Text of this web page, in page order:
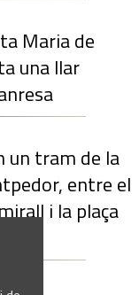
Maria de
una llar
un tram de la
entre el
i la plaça